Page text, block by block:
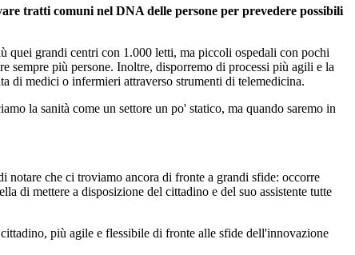
tratti comuni nel DNA delle persone per prevedere possibili
quei grandi centri con 1.000 letti, ma piccoli ospedali con pochi
sempre più persone. Inoltre, disporremo di processi più agili e la
di medici o infermieri attraverso strumenti di telemedicina.
la sanità come un settore un po' statico, ma quando saremo in
notare che ci troviamo ancora di fronte a grandi sfide: occorre
di mettere a disposizione del cittadino e del suo assistente tutte
più agile e flessibile di fronte alle sfide dell'innovazione